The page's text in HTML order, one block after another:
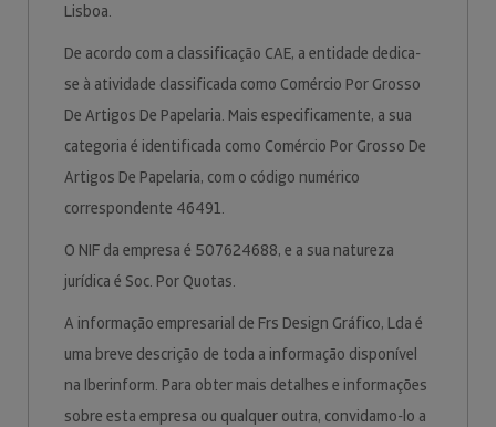
Lisboa.
De acordo com a classificação CAE, a entidade dedica-
se à atividade classificada como Comércio Por Grosso
De Artigos De Papelaria. Mais especificamente, a sua
categoria é identificada como Comércio Por Grosso De
Artigos De Papelaria, com o código numérico
correspondente 46491.
O NIF da empresa é 507624688, e a sua natureza
jurídica é Soc. Por Quotas.
A informação empresarial de Frs Design Gráfico, Lda é
uma breve descrição de toda a informação disponível
na Iberinform. Para obter mais detalhes e informações
sobre esta empresa ou qualquer outra, convidamo-lo a